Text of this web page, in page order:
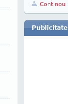
Cont nou
Publicitate